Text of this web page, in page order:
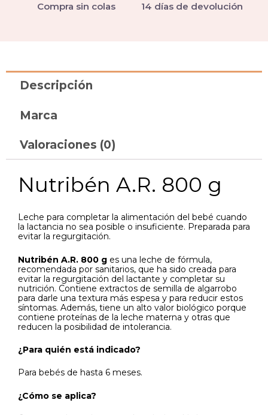
Compra sin colas 14 días de devolución
Descripción
Marca
Valoraciones (0)
Nutribén A.R. 800 g
Leche para completar la alimentación del bebé cuando
la lactancia no sea posible o insuficiente. Preparada para
evitar la regurgitación.
Nutribén A.R. 800 g es una leche de fórmula,
recomendada por sanitarios, que ha sido creada para
evitar la regurgitación del lactante y completar su
nutrición. Contiene extractos de semilla de algarrobo
para darle una textura más espesa y para reducir estos
síntomas. Además, tiene un alto valor biológico porque
contiene proteínas de la leche materna y otras que
reducen la posibilidad de intolerancia.
¿Para quién está indicado?
Para bebés de hasta 6 meses.
¿Cómo se aplica?